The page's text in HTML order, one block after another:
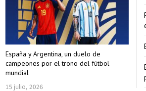
España y Argentina, un duelo de
campeones por el trono del fútbol
mundial
15 julio, 2026